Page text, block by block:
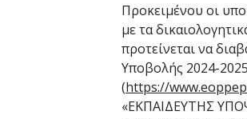
Προκειμένου οι
με τα
προτείνεται να
Υποβολής 2024-
(https://
«ΕΚΠΑΙΔΕΥΤΗΣ